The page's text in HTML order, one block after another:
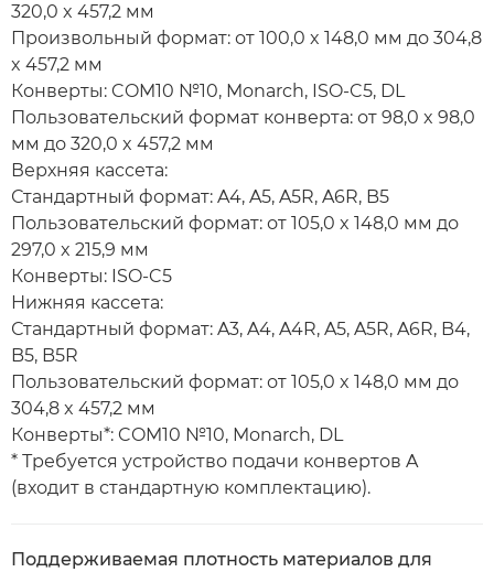
320,0 x 457,2 мм
Произвольный формат: от 100,0 x 148,0 мм до 304,8
x 457,2 мм
Конверты: COM10 №10, Monarch, ISO-C5, DL
Пользовательский формат конверта: от 98,0 x 98,0
мм до 320,0 x 457,2 мм
Верхняя кассета:
Стандартный формат: A4, A5, A5R, A6R, B5
Пользовательский формат: от 105,0 x 148,0 мм до
297,0 x 215,9 мм
Конверты: ISO-C5
Нижняя кассета:
Стандартный формат: A3, A4, A4R, A5, A5R, A6R, B4,
B5, B5R
Пользовательский формат: от 105,0 x 148,0 мм до
304,8 x 457,2 мм
Конверты*: COM10 №10, Monarch, DL
* Требуется устройство подачи конвертов A
(входит в стандартную комплектацию).
Поддерживаемая плотность материалов для